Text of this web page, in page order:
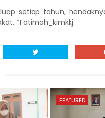
setiap tahun,
*Fatimah_kimkkj.
FEATURED